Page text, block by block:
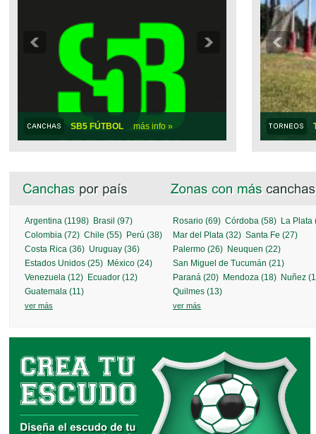
SB5 FÚTBOL más info »
SALGUERO FÚTBOL más info »
Argentina (1198) Brasil (97)
Colombia (72) Chile (55) Perú (38)
Costa Rica (36) Uruguay (36)
Estados Unidos (25) México (24)
Venezuela (12) Ecuador (12)
Guatemala (11)
ver más
Rosario (69) Córdoba (58) La Plata
Mar del Plata (32) Santa Fe (27)
Palermo (26) Neuquen (22)
San Miguel de Tucumán (21)
Paraná (20) Mendoza (18) Nuñez
Quilmes (13)
ver más